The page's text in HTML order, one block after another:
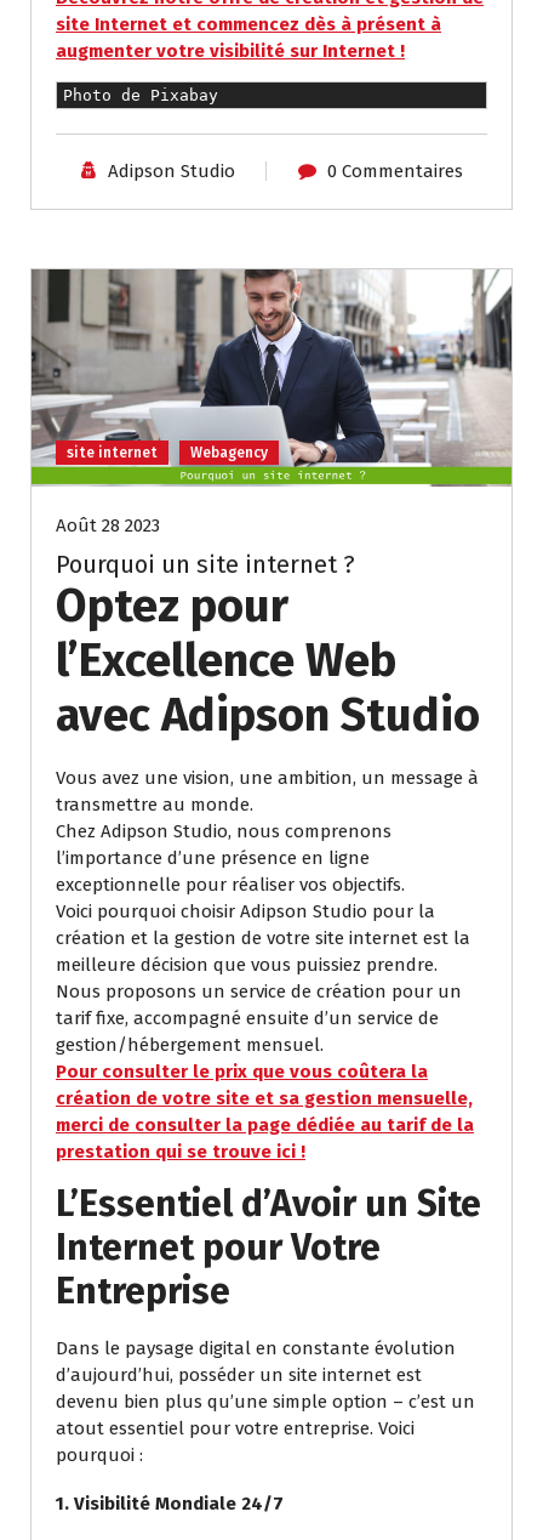
site Internet et commencez dès à présent à
augmenter votre visibilité sur Internet !
Photo de Pixabay
Adipson Studio 0 Commentaires
site internet Webagency
Août 28 2023
Pourquoi un site internet ?
Optez pour
l’Excellence Web
avec Adipson Studio
Vous avez une vision, une ambition, un message à
transmettre au monde.
Chez Adipson Studio, nous comprenons
l’importance d’une présence en ligne
exceptionnelle pour réaliser vos objectifs.
Voici pourquoi choisir Adipson Studio pour la
création et la gestion de votre site internet est la
meilleure décision que vous puissiez prendre.
Nous proposons un service de création pour un
tarif fixe, accompagné ensuite d’un service de
gestion/hébergement mensuel.
Pour consulter le prix que vous coûtera la
création de votre site et sa gestion mensuelle,
merci de consulter la page dédiée au tarif de la
prestation qui se trouve ici !
L’Essentiel d’Avoir un Site
Internet pour Votre
Entreprise
Dans le paysage digital en constante évolution
d’aujourd’hui, posséder un site internet est
devenu bien plus qu’une simple option – c’est un
atout essentiel pour votre entreprise. Voici
pourquoi :
1. Visibilité Mondiale 24/7